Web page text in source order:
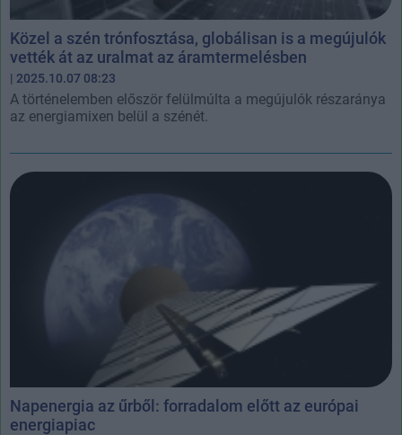
Közel a szén trónfosztása, globálisan is a megújulók
vették át az uralmat az áramtermelésben
| 2025.10.07 08:23
A történelemben először felülmúlta a megújulók részaránya
az energiamixen belül a szénét.
Napenergia az űrből: forradalom előtt az európai
energiapiac